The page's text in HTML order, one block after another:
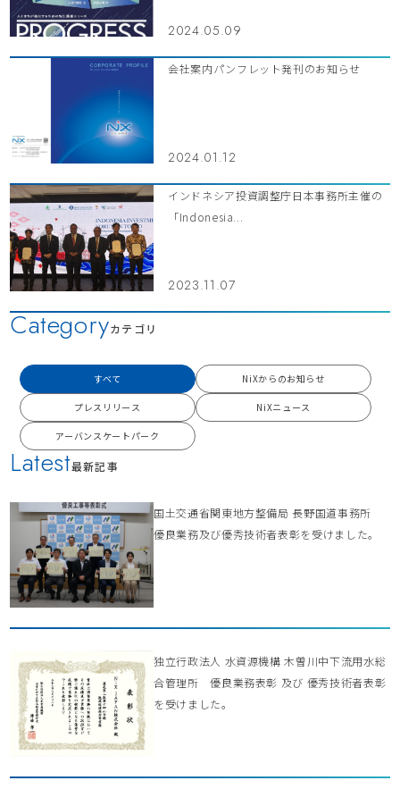
2024.05.09
会社案内パンフレット発刊のお知らせ
2024.01.12
インドネシア投資調整庁日本事務所主催の
「Indonesia...
2023.11.07
Latest最新記事
国土交通省関東地方整備局 長野国道事務所
優良業務及び優秀技術者表彰を受けました。
独立行政法人 水資源機構 木曽川中下流用水総
合管理所 優良業務表彰 及び 優秀技術者表彰
を受けました。
Categoryカテゴリ
すべて NiXからのお知らせ
プレスリリース NiXニュース
アーバンスケートパーク